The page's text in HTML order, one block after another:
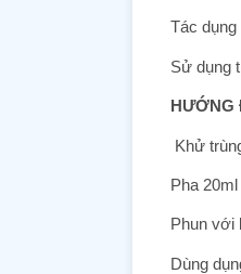
Tác
Sử dụng
HƯỚNG
Khử
Pha
Phun với
Dùng